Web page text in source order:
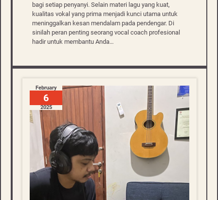
bagi setiap penyanyi. Selain materi lagu yang kuat,
kualitas vokal yang prima menjadi kunci utama untuk
meninggalkan kesan mendalam pada pendengar. Di
sinilah peran penting seorang vocal coach profesional
hadir untuk membantu Anda…
February
6
2025